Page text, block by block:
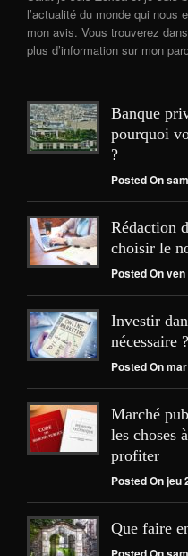
l’actualité du monde qui nous
mon avis. Vous trouverez
plus d’information sur mon
Banque
pourquoi
?
Posted On
Rédaction
choisir le
Posted On
Investir
nécessaire ?
Posted On
Marché
les choses
profiter
Posted On jeu
Que faire